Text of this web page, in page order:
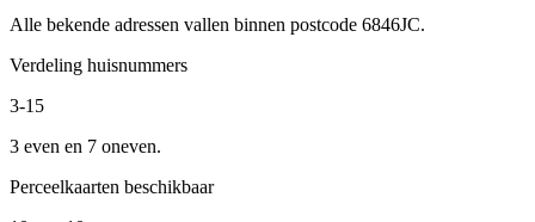
Alle bekende adressen vallen binnen postcode 6846JC.
Verdeling huisnummers
3-15
3 even en 7 oneven.
Perceelkaarten beschikbaar